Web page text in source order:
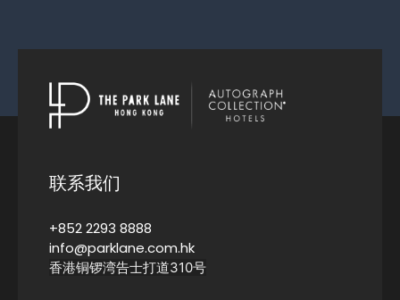
联系我们
+852 2293 8888
info@parklane.com.hk
香港铜锣湾告士打道310号